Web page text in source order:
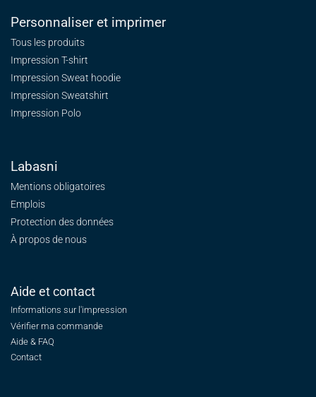
Personnaliser et imprimer
Tous les produits
Impression T-shirt
Impression Sweat hoodie
Impression Sweatshirt
Impression Polo
Labasni
Mentions obligatoires
Emplois
Protection des données
À propos de nous
Aide et contact
Informations sur l'impression
Vérifier ma commande
Aide & FAQ
Contact